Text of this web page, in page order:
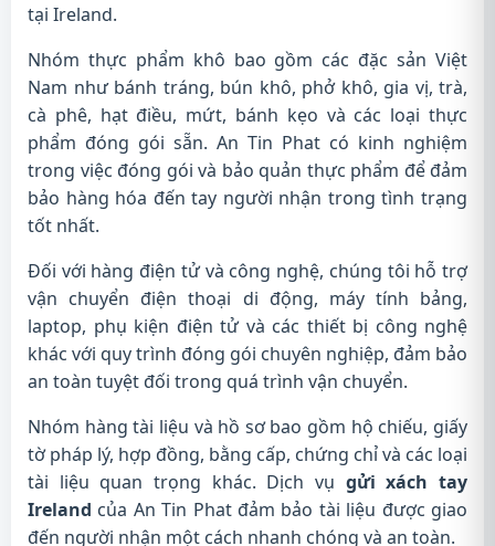
tại Ireland.
Nhóm thực phẩm khô bao gồm các đặc sản Việt
Nam như bánh tráng, bún khô, phở khô, gia vị, trà,
cà phê, hạt điều, mứt, bánh kẹo và các loại thực
phẩm đóng gói sẵn. An Tin Phat có kinh nghiệm
trong việc đóng gói và bảo quản thực phẩm để đảm
bảo hàng hóa đến tay người nhận trong tình trạng
tốt nhất.
Đối với hàng điện tử và công nghệ, chúng tôi hỗ trợ
vận chuyển điện thoại di động, máy tính bảng,
laptop, phụ kiện điện tử và các thiết bị công nghệ
khác với quy trình đóng gói chuyên nghiệp, đảm bảo
an toàn tuyệt đối trong quá trình vận chuyển.
Nhóm hàng tài liệu và hồ sơ bao gồm hộ chiếu, giấy
tờ pháp lý, hợp đồng, bằng cấp, chứng chỉ và các loại
tài liệu quan trọng khác. Dịch vụ gửi xách tay
Ireland của An Tin Phat đảm bảo tài liệu được giao
đến người nhận một cách nhanh chóng và an toàn.